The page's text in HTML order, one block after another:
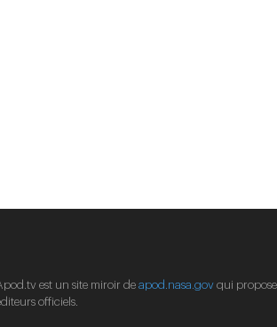
est un site miroir deapod.nasa.gov qui
officiels.